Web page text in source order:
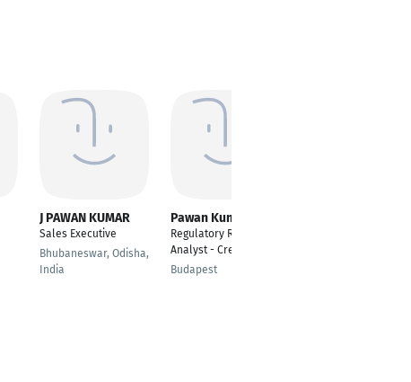
J PAWAN KUMAR
Sales Executive
Bhubaneswar, Odisha,
India
Pawan Kumar
Regulatory Reporting
Analyst - Credit Risk
Budapest